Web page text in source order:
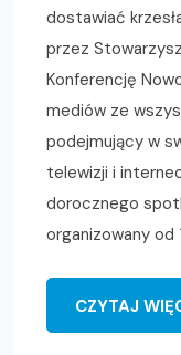
dostawiać
przez
Konferencję
mediów ze
podejmujący w
telewizji i
dorocznego
organizowany od
CZYTAJ